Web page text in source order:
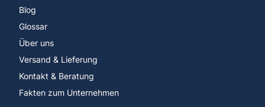
Blog
Glossar
Über uns
Versand & Lieferung
Kontakt & Beratung
Fakten zum Unternehmen